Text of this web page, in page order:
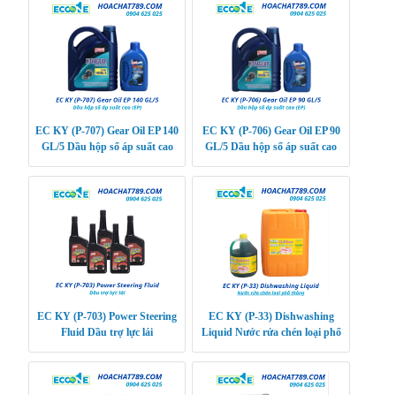
EC KY (P-707) Gear Oil EP 140
GL/5 Dầu hộp số áp suất cao
EC KY (P-706) Gear Oil EP 90
GL/5 Dầu hộp số áp suất cao
động Hybrid hoặ
EC KY (P-703) Power Steering
Fluid Dầu trợ lực lái
EC KY (P-33) Dishwashing
Liquid Nước rửa chén loại phổ